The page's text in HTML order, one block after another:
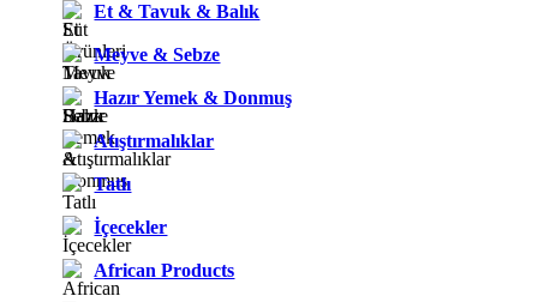
Et & Tavuk & Balık
Meyve & Sebze
Hazır Yemek & Donmuş
Atıştırmalıklar
Tatlı
İçecekler
African Products